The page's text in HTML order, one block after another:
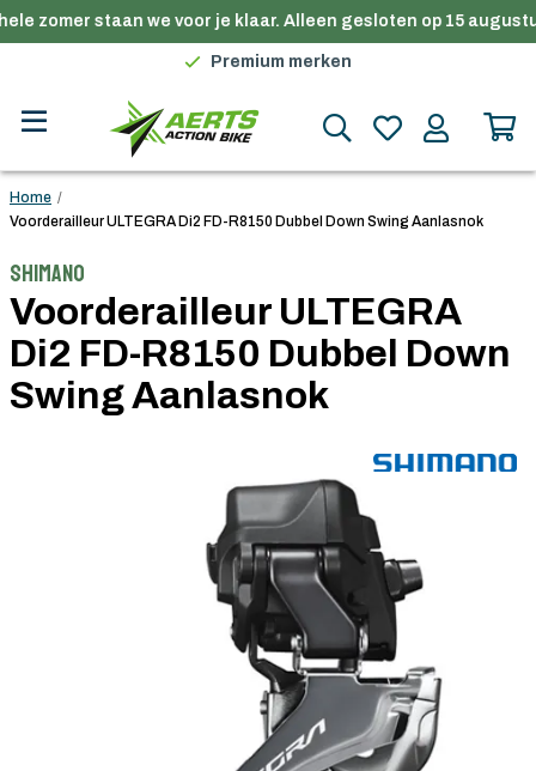
zomer staan we voor je klaar. Alleen gesloten op 15
Gratis verzending in België vanaf €100
Premium merken
Gratis verzending in België vanaf €100
Home /
Voorderailleur ULTEGRA Di2 FD-R8150 Dubbel Down Swing Aanlasnok
Shimano
Voorderailleur ULTEGRA
Di2 FD-R8150 Dubbel Down
Swing Aanlasnok